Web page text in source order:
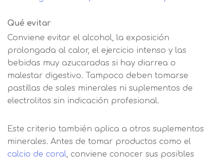
Qué evitar
Conviene evitar el alcohol, la exposición
prolongada al calor, el ejercicio intenso y las
bebidas muy azucaradas si hay diarrea o
malestar digestivo. Tampoco deben tomarse
pastillas de sales minerales ni suplementos de
electrolitos sin indicación profesional.
Este criterio también aplica a otros suplementos
minerales. Antes de tomar productos como el
calcio de coral, conviene conocer sus posibles